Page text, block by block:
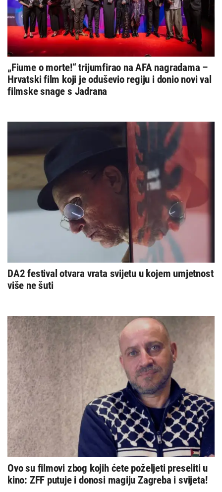
„Fiume o morte!“ trijumfirao na AFA nagradama –
Hrvatski film koji je oduševio regiju i donio novi val
filmske snage s Jadrana
DA2 festival otvara vrata svijetu u kojem umjetnost
više ne šuti
Ovo su filmovi zbog kojih ćete poželjeti preseliti u
kino: ZFF putuje i donosi magiju Zagreba i svijeta!